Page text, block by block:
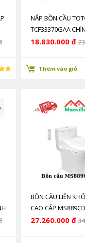
NẮP BỒN CẦU
TCF33370GAA
GIÁ RẺ
18.830.000 đ
Thêm vào giỏ
BỒN CẦU LIỀN
CAO CẤP
CHÍNH HÃNG GIÁ
27.260.000 đ